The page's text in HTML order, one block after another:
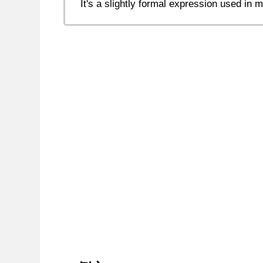
It's a slightly formal expression used in